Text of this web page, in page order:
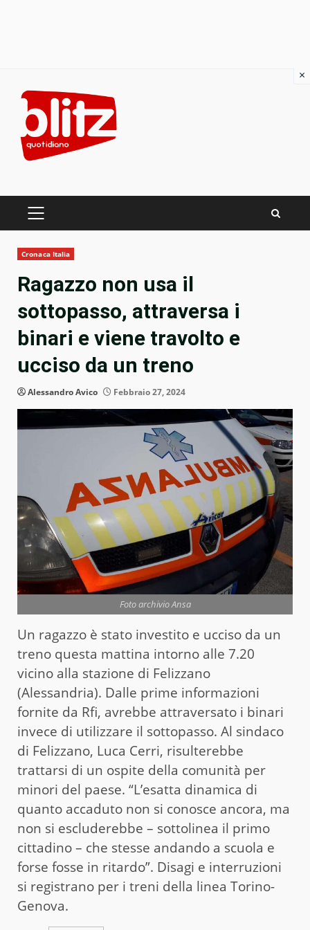
content
PRIMARY
Cronaca Italia
Ragazzo non usa il
sottopasso, attraversa i
binari e viene travolto e
ucciso da un treno
Alessandro Avico Febbraio 27, 2024
Foto archivio Ansa
Un ragazzo è stato investito e ucciso da un
treno questa mattina intorno alle 7.20
vicino alla stazione di Felizzano
(Alessandria). Dalle prime informazioni
fornite da Rfi, avrebbe attraversato i binari
invece di utilizzare il sottopasso. Al sindaco
di Felizzano, Luca Cerri, risulterebbe
trattarsi di un ospite della comunità per
minori del paese. “L’esatta dinamica di
quanto accaduto non si conosce ancora, ma
non si escluderebbe – sottolinea il primo
cittadino – che stesse andando a scuola e
forse fosse in ritardo”. Disagi e interruzioni
si registrano per i treni della linea Torino-
Genova.
×